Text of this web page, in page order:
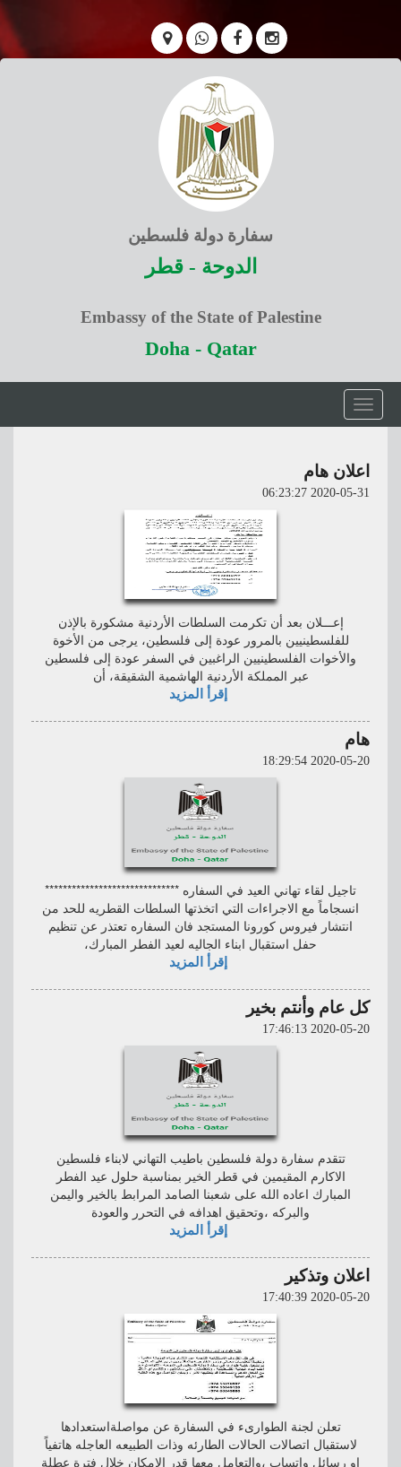
سفارة دولة فلسطين
الدوحة - قطر
Embassy of the State of Palestine
Doha - Qatar
Toggle
navigation
اعلان هام
2020-05-31 06:23:27
إعـــلان بعد أن تكرمت السلطات الأردنية مشكورة بالإذن
للفلسطينيين بالمرور عودة إلى فلسطين، يرجى من الأخوة
والأخوات الفلسطينيين الراغبين في السفر عودة إلى فلسطين
عبر المملكة الأردنية الهاشمية الشقيقة، أن
إقرأ المزيد
هام
2020-05-20 18:29:54
تاجيل لقاء تهاني العيد في السفاره ******************************
انسجاماً مع الاجراءات التي اتخذتها السلطات القطريه للحد من
انتشار فيروس كورونا المستجد فان السفاره تعتذر عن تنظيم
حفل استقبال ابناء الجاليه لعيد الفطر المبارك،
إقرأ المزيد
كل عام وأنتم بخير
2020-05-20 17:46:13
تتقدم سفارة دولة فلسطين باطيب التهاني لابناء فلسطين
الاكارم المقيمين في قطر الخير بمناسبة حلول عيد الفطر
المبارك اعاده الله على شعبنا الصامد المرابط بالخير واليمن
والبركه ،وتحقيق اهدافه في التحرر والعودة
إقرأ المزيد
اعلان وتذكير
2020-05-20 17:40:39
تعلن لجنة الطوارىء في السفارة عن مواصلةاستعدادها
لاستقبال اتصالات الحالات الطارئه وذات الطبيعه العاجله هاتفياً
او رسائل واتساب ،والتعامل معها قدر الامكان خلال فترة عطلة